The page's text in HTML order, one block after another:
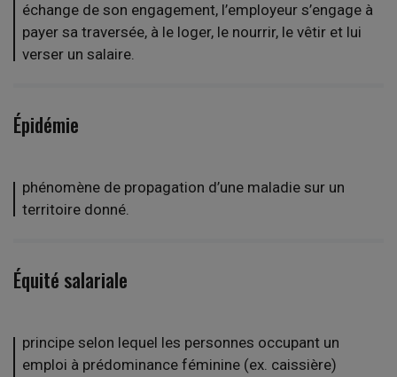
échange de son engagement, l’employeur s’engage à
payer sa traversée, à le loger, le nourrir, le vêtir et lui
verser un salaire.
Épidémie
phénomène de propagation d’une maladie sur un
territoire donné.
Équité salariale
principe selon lequel les personnes occupant un
emploi à prédominance féminine (ex. caissière)